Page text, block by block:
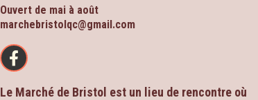
Ouvert de mai à août
marchebristolqc@gmail.com
Le Marché de Bristol est un lieu de rencontre où